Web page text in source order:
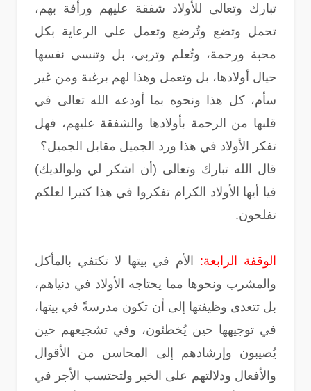
تبارك وتعالى للأولاد شفقة عليهم ورأفة بهم،
تحمل وتضع وتُرضع وتعمل على الرعاية بكل
محبة ورحمة، وتُعلم وتربي، بل وتنسى نفسها
حيال أولادها، بل وتعمل وهذا لهم برغبة ومن غير
سأم، كل هذا ونحوه بما أودعه الله تعالى في
قلبها من الرحمة بأولادها والشفقة عليهم، فهل
تفكر الأولاد في هذا ورد الجميل مقابل الجميل؟
قال الله تبارك وتعالى (أن اشكر لي ولوالديك)
فيا أيها الأولاد الكرام تفكروا في هذا كثيرا لعلكم
تفلحون.
الوقفة الرابعة: الأم في بيتها لا تكتفي بالمأكل
والمشرب ونحوها مما يحتاجه الأولاد في دنياهم،
بل تتعدى وظيفتها إلى أن تكون مدرسةً في بيتها،
في توجيهها حين يُخطئون، وفي تشجيعهم حين
يُصيبون وإرشادهم إلى المحاسن من الأقوال
والأفعال ودلالتهم على الخير ولتحتسب الأجر في